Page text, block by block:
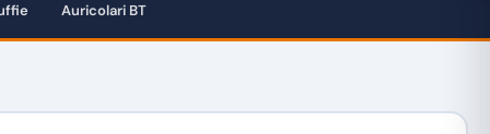
Auricolari BT